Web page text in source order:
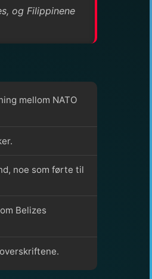
og Filippinene
mellom NATO
noe som førte til
Belizes